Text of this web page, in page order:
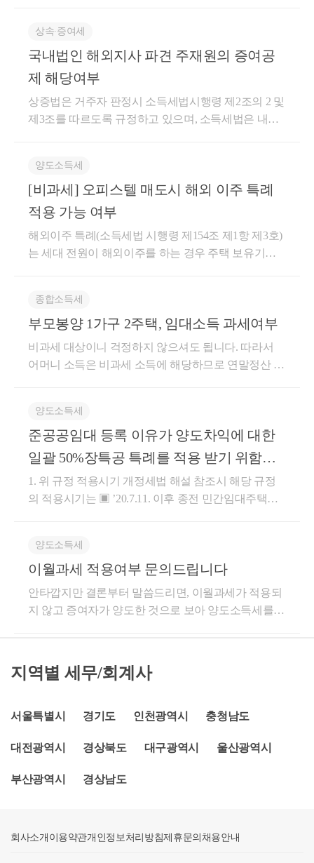
급자가 같다는 사실이 확인될 것2)사업자가 마일리지
급받는 자 외의 자로부터 보전받지 아니할 것10.자기
적립마일리지등 외의 마일리지등으로 대금의 전부 또
는 일부를 결제받은 경우로서 다음 각 목의 어느 하나
에 해당하는 경우: 공급한 재화 또는 용역의 시가(제62
ㆍ취득재화를 공급한 경우나.제9호나목과 관련하여
특수관계인으로부터 부당하게 낮은 금액을 보전받거
하게 감소시킬 것으로 인정되는 경우도움이 되셨길 바
랍니다. 감사합니다.좋은 하루 보내세요!★전화상담
및 방문상담은 직접02-6403-9250으로 전화를 주시거나
사 플랫폼 '택슬리' 상담 및 후기 1위 (약 4,000건 이상
상담)- 전문가 플랫폼 '아하커넥츠' 상담 및 후기 1위
(약 500건 이상 상담)- 지식공유플랫폼 '아하' 세무/회계
코스맥스 세무팀- ㈜현대중공업 세무기획팀- ㈜iMBC
재무회계팀- 세무법인 넥스트
(자기가 건설하여 취득한 경우를 포함한다)함으로써
부터 1년 이상이 지난 후 신규 주택을 취득하고 다음
각 호에 따라 종전의 주택을 양도하는 경우(제18항에
따른 사유에 해당하는 경우를 포함한다)에는 이를 1세
대1주택으로 보아 제154조제1항을 적용한다. 이 경우
년 이상이 지난 후 다른 주택을 취득하는 요건을 적용
하지 않으며, 종전의 주택 및 그 부수토지의 일부가 제
는 경우로서 해당 잔존하는 주택 및 그 부수 토지를 그
양도일 또는 수용일부터 5년 이내에 양도하는 때에는
해당 잔존하는 주택 및 그 부수토지의 양도는 종전의
전의 주택을 양도하는 경우⑯ 제1항을 적용(수도권에
1주택을 소유한 경우에 한정한다)할 때 수도권에 소재
한 법인 또는 ｢국가균형발전 특별법｣ 제2조제10호에
따른 공공기관이 수도권 밖의 지역으로 이전하는 경우
관 또는 법인이 이전한 시(특별자치시ㆍ광역시 및 ｢제
주특별자치도 설치 및 국제자유도시 조성을 위한 특별
이하 이 항에서 같다)ㆍ군 또는 이와 연접한 시ㆍ군의
지역에 소재하는 경우에는 제1항 중 3년 을 5년 으로
본다. 이 경우 해당 1세대에 대해서는 종전의 주택을
심사례, 예규)○ 서면-2019-부동산-0003, 2019.01.15.「국
가균형발전 특별법」제2조제9호에 따른 공공기관이
수도권 밖의 지역으로 이전하는 경우로서 공공기관의
종사자가 구성하는 1세대가 해당 공공기관이 이전한
시・군의 지역에 소재하는 다른 주택을 취득하는 경우
아니한 경우에는「소득세법 시행령」제155조제16항
재산-3189, 2016.07.29.｢수도권정비계획법｣ 제2조제1호
지역으로 이전하는 경우로서 이전하는 시(특별자치
행정시를 포함한다.)・군 또는 이와 연접한 시・군의
농구선수의 거주자 여부와 원천징수 방법2. 사실관계○
이며, 가족을 동반하지 않고 혼자 입국하여 숙소생활
을 하며 국내에 별도 소유 재산이 없음3. 관련규정○ 소
득세법 제1조의2【정의】①이 법에서 사용하는 용어
의 뜻은 다음과 같다.1. 거주자 란 국내에 주소를 두거
른 주소･거소와 거주자･비거주자의 구분은 대통령령
으로 정한다.○ 소득세법 시행령 제2조【주소와 거소의
판정】①｢소득세법｣(이하 법 이라 한다) 제1조의2에
따른 주소는 국내에서 생계를 같이 하는 가족 및 국내
에 소재하는 자산의 유무등 생활관계의 객관적 사실에
따라 판정한다.②법 제1조의2에 따른 거소는 주소지
장소로 한다.③국내에 거주하는 개인이 다음 각 호의
어느 하나에 해당하는 경우에는 국내에 주소를 가진
것으로 본다.1.계속하여 183일 이상 국내에 거주할 것
을 통상 필요로 하는 직업을 가진 때2.국내에 생계를
때○ 소득세법 제119조【비거주자의 국내원천소득】
비거주자의 국내원천소득은 다음 각 호와 같이 구분한
다.6.국내원천 인적용역소득:국내에서 대통령령으로
정하는 인적용역을 제공함으로써 발생하는 소득(국외
에서 제공하는 인적용역 중 대통령령으로 정하는 용역
을 제공함으로써 발생하는 소득이 조세조약에 따라 국
역 제공과 관련하여 항공료 등 대통령령으로 정하는
비용을 부담하는 경우에는 그 비용을 제외한 금액을
말한다.○ 소득세법 제156조【비거주자의 국내원천소
득에 대한 원천징수의 특례】①제119조제1호･제2호･
아니한 소득의 금액(국내사업장이 없는 비거주자에게
자(제119조제9호에 따른 국내원천 부동산등양도소득
을 지급하는 거주자 및 비거주자는 제외한다)는 제127
조에도 불구하고 그 소득을 지급할 때에 다음 각 호의
서 원천징수하여 그 원천징수한 날이 속하는 달의 다
여야 한다.4.제119조제6호에 따른 국내원천 인적용역
래 사이트에서 예약해주시면 됩니다 안녕하...blog.nave
r.com다만,증여받은 주택이 1세대 1주택 비과세 요건(2
년이상 보유, 증여당시 조정지역이라면 2년 이상 거주)
용되지 않고 1세대 1주택 양도세 비과세를 적용받을
수 있습니다.이와 관련된 예규와 해석을 첨부하니 참
10.26[ 제 목 ]이월과세대상 자산이 1세대 1주택 비과세
부[ 요 지 ]모가 별도세대인 자로부터 1주택을 증여받
은 날부터 5년 이내 양도한 주택이 1세대1주택 비과세
조건을 충족한 경우에는 「소득세법」 제101조(양도
소득의 부당행위계산)가 적용되는 것이며, 다만, 해당
인 자로부터 1주택을 증여받은 날부터 5년 이내 양도
한 주택이 1세대1주택 비과세 조건을 충족한 경우에는
적용되는 것입니다. 다만, 해당주택의 양도소득이 모
에게 실질적으로 귀속된 때에는 그러하지 아니합니다.
제1항의 규정에 의한 1세대 1주택을 적용함에 있어 1
(같은영 같은조 제6항의 규정에 의한 가족)에게 증여한
후 그 수증자가 이를 양도하는 경우에는 증여자의 보
유기간을 통산하여 비과세여부를 판정하는 것으로, 귀
질의의 경우와 유사한 기존 질의회신문(서면5팀-893, 2
령」 제154조 제1항의 규정에 의한 1세대 1주택을 적
용함에 있어 1주택을 소유한 거주자가 그 주택을 동일
족)에게 증여한 후 그 수증자가 이를 양도하는 경우에
는 증여자의 보유기간을 통산하여 비과세여부를 판정
; 서면4팀-1663, 2004.10.19.)을 참고하기 바람.■ 서면4
있어 1주택을 소유한 거주자가 그 주택을 동일세대원
인 가족(같은영 같은조 제6항의 규정에 의한 가족)에게
우에는 증여자의 보유기간을 통산하여 비과세여부를
주자가 양도일로부터 소급하여 5년 이내에 그 직계존
상속∙증여세
국내법인 해외지사 파견 주재원의 증여공
제 해당여부
상증법은 거주자 판정시 소득세법시행령 제2조의 2 및
제3조를 따르도록 규정하고 있으며, 소득세법은 내국
점, 해외지사에 파견된 경우 거주자로 보아야 할 것으
로 판단되는 바 증여재산공제를 적용하는 것이 타당할
것으로 판단됩니다. 참고로 국내 거주자에 해당하는
소득에 대하여 국내에서 신고를 하였어야 합니다. 상
증법 제2조【정의】 8. “거주자”란 국내에 주소를 두거
자”란 거주자가 아닌 사람을 말한다. 이 경우 주소와 거
사항은 대통령령으로 정한다. 상증법시행령 제2조
【주소와 거소의 정의 등】 ①「상속세 및 증여세법」
(이하 “법”이라 한다) 제2조 제8호에 따른 주소와 거소
른 거주자와 비거주자의 판정에 대해서는「소득세법
시행령」제2조의 2 및 제3조에 따르며, 비거주자가 국
내에 영주를 목적으로 귀국하여 국내에서 사망한 경우
지법인등의 임직원 등에 대한 거주자 판정】 거주자나
내국법인의 국외사업장 또는 해외현지법인(내국법인
또는 간접 출자한 경우에 한정한다)등에 파견된 임원
본다.
양도소득세
[비과세] 오피스텔 매도시 해외 이주 특례
적용 가능 여부
해외이주 특례(소득세법 시행령 제154조 제1항 제3호)
는 세대 전원이 해외이주를 하는 경우 주택 보유기간
야 하며, 단순 임대는 거주로 인정되지 않습니다. 국세
청 예규에서도 임대만 한 주택은 거주요건을 충족하지
못하므로 비과세 적용이 불가하다고 명확히 판단한 바
있습니다. 따라서 오피스텔을 임대만 줄 경우 실거주
오피스텔을 ‘서브하우스’로 소유하는 방식은 거주로
보지 않습니다. 이는 소득세법 시행령 제154조 제1항
본문과 다수 예규에서 “주민등록만 이전하고 실지 거
주하지 않는 경우는 거주로 인정하지 않는다”는 입장
을 취하고 있기 때문입니다. 따라서 해외이주 특례를
적용받으려면 완공된 오피스텔에 일정 기간이라도 실
내용으로 블로그 운영 중입니다. 블로그 주소는 https://
blog.naver.com/cchh19이고, 참고해 보시면 좋을 것 같습
니다. 자세한 내용은 hwchoi1990@gmail.com 또는 010-7
667-8698 최지호 세무사로 연락 주시면 답변드리겠습
종합소득세
부모봉양 1가구 2주택, 임대소득 과세여부
비과세 대상이니 걱정하지 않으셔도 됩니다. 따라서
어머니 소득은 비과세 소득에 해당하므로 연말정산 부
존속 또는 직계비속의 주택수는 합산하지 않습니다.
따라서 1주택(공시가격 12억 이하 주택)의 주택임대소
득에 해당하므로 소득세는 비과세 되어 세금을 납부하
득에 대해서는 아래 국세청 사이트에 자세히 나와 있
습니다. https://www.nts.go.kr/nts/cm/cntnts/cntntsView.do?
과세 주택임대소득) ③법 제12조제2호나목을 적용할
택은 1개의 주택으로 보되, 구분 등기된 경우에는 각각
을 1개의 주택으로 계산 2. 공동소유하는 주택은 지분
이 가장 큰 사람의 소유로 계산(지분이 가장 큰 사람이
소유로 계산한다). 다만, 다음 각 목의 어느 하나에 해
당하는 사람은 본문에 따라 공동소유의 주택을 소유하
한다. 가. 해당 공동소유하는 주택을 임대해 얻은 수입
금액이 연간 6백만원 이상인 사람 나. 해당 공동소유하
주택의 지분을 100분의 30 초과 보유하는 사람 3. 임차
받은 자의 주택으로 계산 4. 본인과 배우자가 각각 주
양도소득세
준공공임대 등록 이유가 양도차익에 대한
일괄 50%장특공 특례를 적용 받기 위함이
었는데......
1. 위 규정 적용시기 개정세법 해설 참조시 해당 규정
의 적용시기는 ▣ ’20.7.11. 이후 종전 민간임대주택법
한 포인트에 맞추어 예외사항을 말씀하신지는 파악할
수 없으나, 질의자분꼐서 말씀하신 해당 규정에 한하
여 별도 예외의 사항을 명시하는 것은 보이지 않는 것
으로 보입니다. 감사합니다.
양도소득세
이월과세 적용여부 문의드립니다
안타깝지만 결론부터 말씀드리면, 이월과세가 적용되
지 않고 증여자가 양도한 것으로 보아 양도소득세를
에게 증여함을 통해 자녀가 1세대1주택 비과세를 적용
받는 것을 부인하여 자녀가 양도한 것이 아닌 부모가
기 위함입니다. 이렇게 되면 다주택자 부모 기준으로
가가 적용되며 세율도 중과(현재 중과는 적용X)되는
지역별 세무/회계사
서울특별시 경기도 인천광역시 충청남도
대전광역시 경상북도 대구광역시 울산광역시
부산광역시 경상남도
회사소개 이용약관개인정보처리방침제휴문의 채용안내